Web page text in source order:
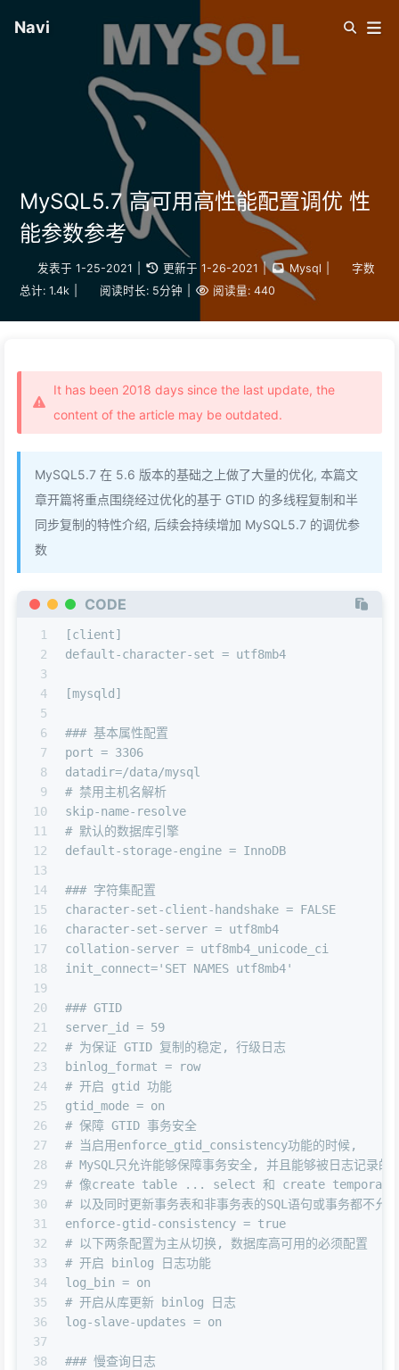
Navi
MySQL5.7 高可用高性能配置调优 性
能参数参考
发表于 1-25-2021 更新于 1-26-2021 | Mysql
字数
总计: 1.4k 阅读时长: 5分钟 阅读量: 440
It has been 2018 days since the last update, the
content of the article may be outdated.
MySQL5.7 在 5.6 版本的基础之上做了大量的优化, 本篇文
章开篇将重点围绕经过优化的基于 GTID 的多线程复制和半
同步复制的特性介绍, 后续会持续增加 MySQL5.7 的调优参
数
CODE
1
2
3
4
5
6
7
8
9
10
11
12
13
14
15
16
17
18
19
20
21
22
23
24
25
26
27
28
29
30
31
32
33
34
35
36
37
38
[client]
default-character-set = utf8mb4
[mysqld]
### 基本属性配置
port = 3306
datadir=/data/mysql
# 禁用主机名解析
skip-name-resolve
# 默认的数据库引擎
default-storage-engine = InnoDB
### 字符集配置
character-set-client-handshake = FALSE
character-set-server = utf8mb4
collation-server = utf8mb4_unicode_ci
init_connect='SET NAMES utf8mb4'
### GTID
server_id = 59
# 为保证 GTID 复制的稳定, 行级日志
binlog_format = row
# 开启 gtid 功能
gtid_mode = on
# 保障 GTID 事务安全
# 当启用enforce_gtid_consistency功能的时候,
# MySQL只允许能够保障事务安全, 并且能够被日志记录的
# 像create table ... select 和 create
# 以及同时更新事务表和非事务表的SQL语句或事务都不允
enforce-gtid-consistency = true
# 以下两条配置为主从切换, 数据库高可用的必须配置
# 开启 binlog 日志功能
log_bin = on
# 开启从库更新 binlog 日志
log-slave-updates = on
### 慢查询日志